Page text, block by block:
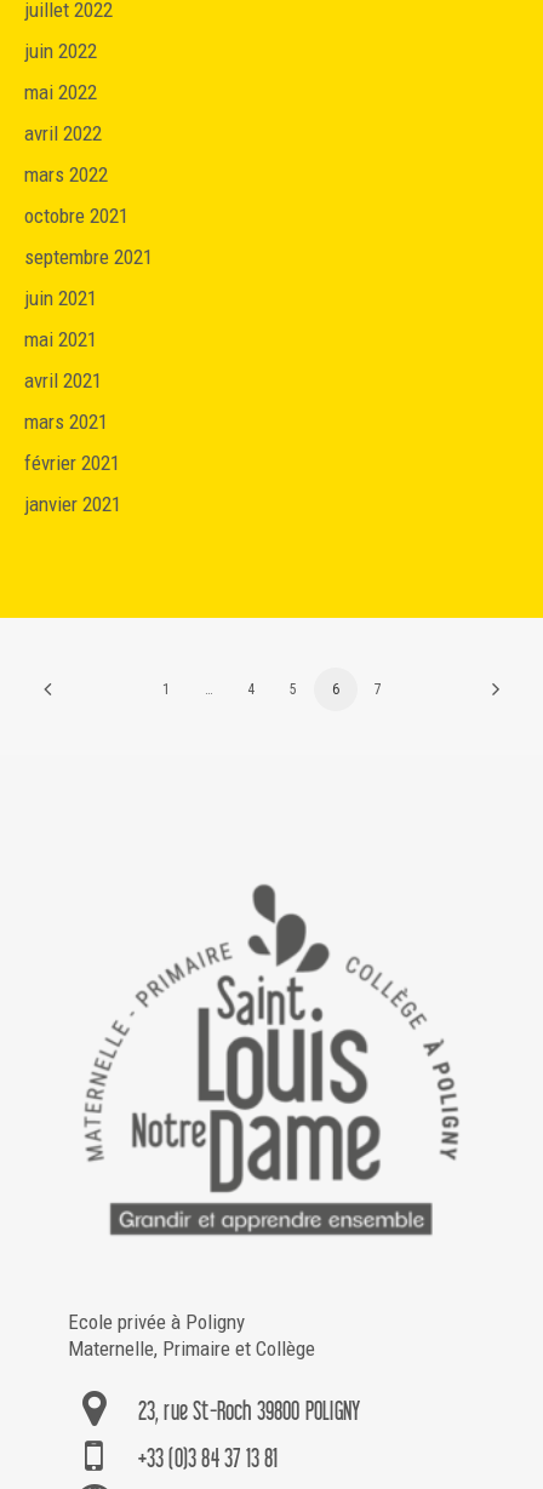
juillet 2022
juin 2022
mai 2022
avril 2022
mars 2022
octobre 2021
septembre 2021
juin 2021
mai 2021
avril 2021
mars 2021
février 2021
janvier 2021
1 4 5 6 7
Ecole privée à Poligny
Maternelle, Primaire et Collège
23, rue St-Roch 39800 POLIGNY
+33 (0)3 84 37 13 81